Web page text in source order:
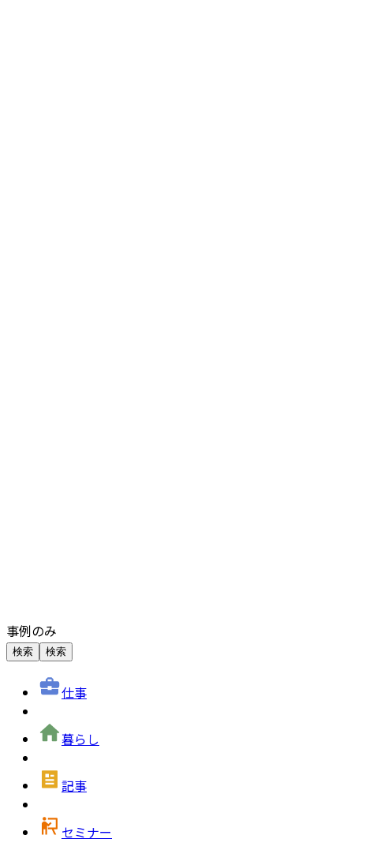
事例のみ
検索 検索
仕事
暮らし
記事
セミナー